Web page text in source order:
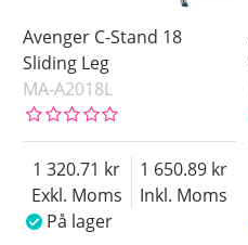
Avenger C-Stand 18
Sliding Leg
MA-A2018L
Exkl. Moms
1 320.71
Inkl. Moms
1 650.89
På lager